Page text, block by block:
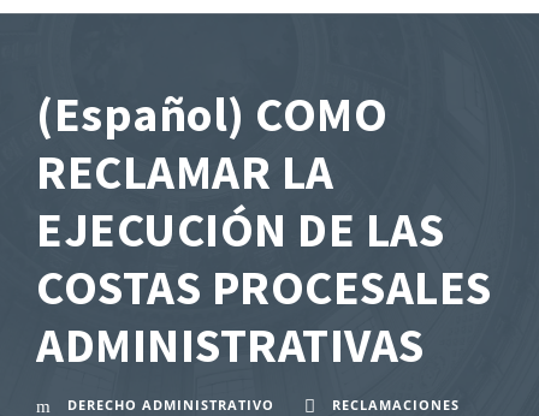
(Español) COMO
RECLAMAR LA
EJECUCIÓN DE LAS
COSTAS PROCESALES
ADMINISTRATIVAS
DERECHO ADMINISTRATIVO RECLAMACIONES